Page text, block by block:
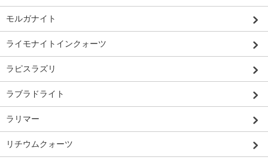
モルガナイト
ライモナイトインクォーツ
ラピスラズリ
ラブラドライト
ラリマー
リチウムクォーツ